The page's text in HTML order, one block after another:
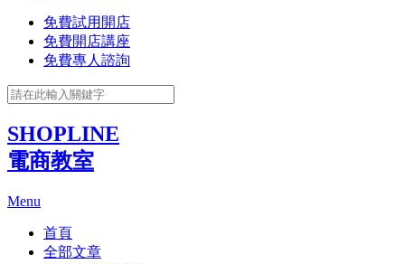
免費試用開店
免費開店講座
免費專人諮詢
SHOPLINE
電商教室
Menu
首頁
全部文章